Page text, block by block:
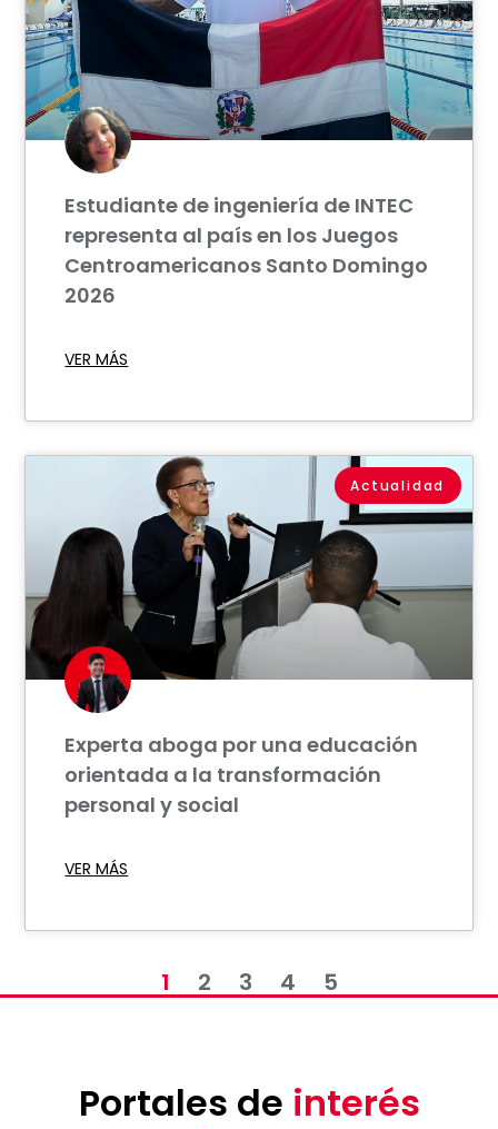
Estudiante de ingeniería de INTEC
representa al país en los Juegos
Centroamericanos Santo Domingo
2026
VER MÁS
Actualidad
Experta aboga por una educación
orientada a la transformación
personal y social
VER MÁS
1 2 3 4 5
Portales de interés